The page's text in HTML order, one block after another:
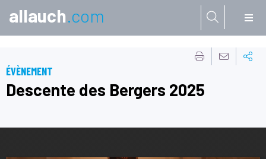
allauch.com
ÉVÈNEMENT
Descente des Bergers 2025